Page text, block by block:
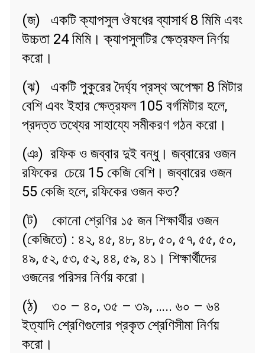
(জ) একটি ক্যাপসুল ঔষধের ব্যাসার্ধ 8 মিমি এবং
উচ্চতা 24 মিমি। ক্যাপসুলটির ক্ষেত্রফল নির্ণয়
করো।
(ঝ) একটি পুকুরের দৈর্ঘ্য প্রস্থ অপেক্ষা 8 মিটার
বেশি এবং ইহার ক্ষেত্রফল 105 বর্গমিটার হলে,
প্রদত্ত তথ্যের সাহায্যে সমীকরণ গঠন করো।
(ঞ) রফিক ও জব্বার দুই বন্ধু। জব্বারের ওজন
রফিকের চেয়ে 15 কেজি বেশি। জব্বারের ওজন
55 কেজি হলে, রফিকের ওজন কত?
(ট) কোনো শ্রেণির ১৫ জন শিক্ষার্থীর ওজন
(কেজিতে) : ৪২, ৪৫, ৪৮, ৪৮, ৫০, ৫৭, ৫৫, ৫০,
৪৯, ৫২, ৫৩, ৫২, ৪৪, ৫৯, ৪১। শিক্ষার্থীদের
ওজনের পরিসর নির্ণয় করো।
(ঠ) ৩০ – ৪০, ৩৫ – ৩৯, ….. ৬০ – ৬৪
ইত্যাদি শ্রেণিগুলোর প্রকৃত শ্রেণিসীমা নির্ণয়
করো।